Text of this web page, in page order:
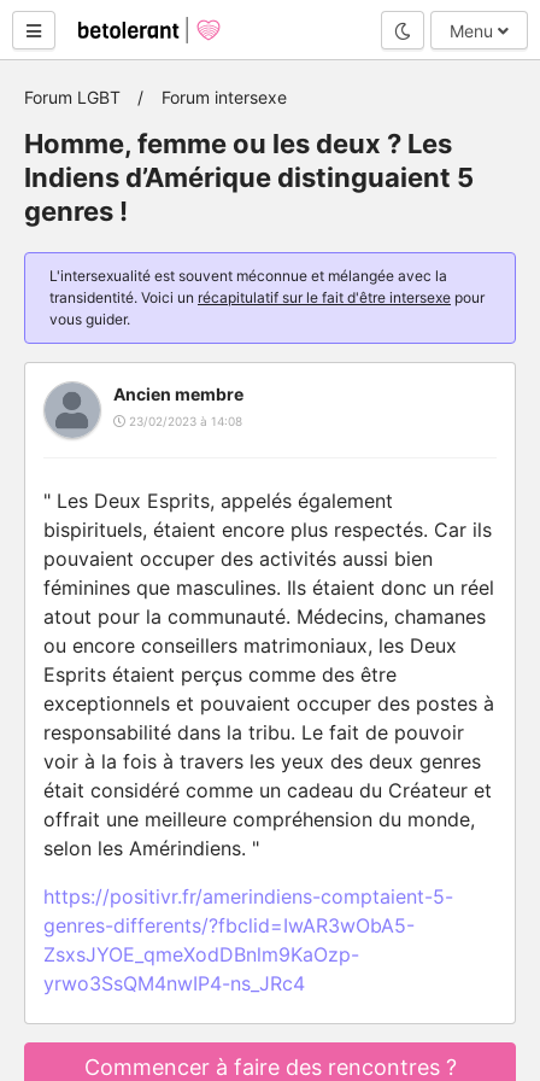
Mode nuit
Menu
Forum LGBT Forum intersexe
Homme, femme ou les deux ? Les
Indiens d’Amérique distinguaient 5
genres !
L'intersexualité est souvent méconnue et mélangée avec la
transidentité. Voici un récapitulatif sur le fait d'être intersexe pour
vous guider.
Ancien membre
23/02/2023 à 14:08
" Les Deux Esprits, appelés également
bispirituels, étaient encore plus respectés. Car ils
pouvaient occuper des activités aussi bien
féminines que masculines. Ils étaient donc un réel
atout pour la communauté. Médecins, chamanes
ou encore conseillers matrimoniaux, les Deux
Esprits étaient perçus comme des être
exceptionnels et pouvaient occuper des postes à
responsabilité dans la tribu. Le fait de pouvoir
voir à la fois à travers les yeux des deux genres
était considéré comme un cadeau du Créateur et
offrait une meilleure compréhension du monde,
selon les Amérindiens. "
https://positivr.fr/amerindiens-comptaient-5-
genres-differents/?fbclid=IwAR3wObA5-
ZsxsJYOE_qmeXodDBnlm9KaOzp-
yrwo3SsQM4nwIP4-ns_JRc4
Commencer à faire des rencontres ?